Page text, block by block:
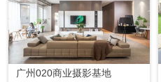
广州020商业摄影基地